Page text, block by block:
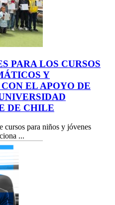
PARA LOS CURSOS
Y
EL APOYO DE
DE CHILE
cursos para niños y jóvenes
...